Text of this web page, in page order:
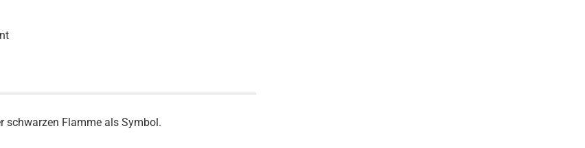
schwarzen Flamme als Symbol.